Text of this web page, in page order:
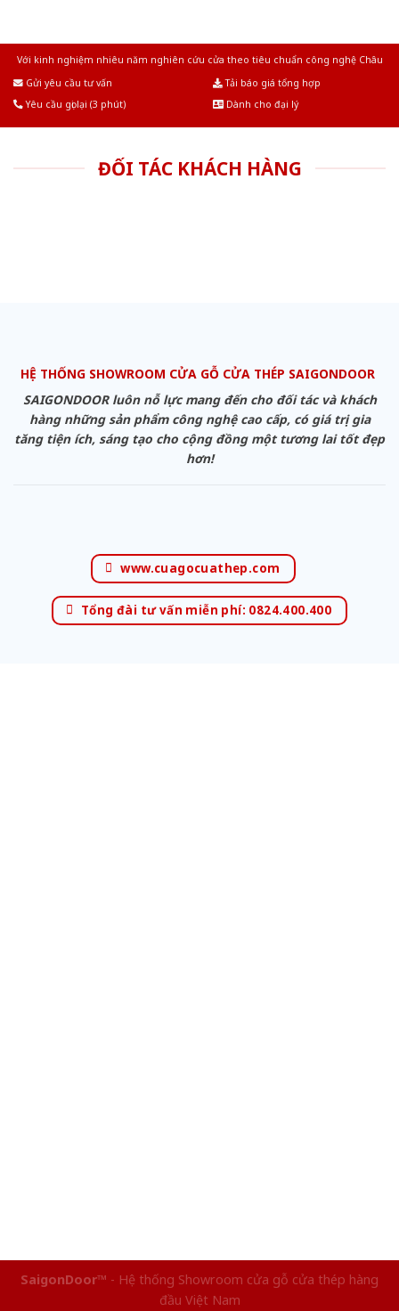
Với kinh nghiệm nhiêu năm nghiên cứu cửa theo tiêu chuẩn công nghệ Châu
Gửi yêu cầu tư vấn
Tải báo giá tổng hợp
Yêu cầu gọi lại (3 phút)
Dành cho đại lý
ĐỐI TÁC KHÁCH HÀNG
HỆ THỐNG SHOWROOM CỬA GỖ CỬA THÉP SAIGONDOOR
SAIGONDOOR luôn nỗ lực mang đến cho đối tác và khách
hàng những sản phẩm công nghệ cao cấp, có giá trị gia
tăng tiện ích, sáng tạo cho cộng đồng một tương lai tốt đẹp
hơn!
www.cuagocuathep.com
Tổng đài tư vấn miễn phí: 0824.400.400
SaigonDoor™ - Hệ thống Showroom cửa gỗ cửa thép hàng
đầu Việt Nam